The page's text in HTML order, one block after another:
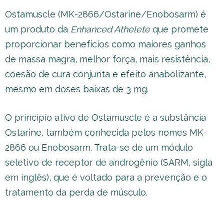
Ostamuscle (MK-2866/Ostarine/Enobosarm) é
um produto da Enhanced Atheleteque promete
proporcionar benefícios como maiores ganhos
de massa magra, melhor força, mais resistência,
coesão de cura conjunta e efeito anabolizante,
mesmo em doses baixas de 3 mg.
O princípio ativo de Ostamuscle é a substância
Ostarine, também conhecida pelos nomes MK-
2866 ou Enobosarm. Trata-se de um módulo
seletivo de receptor de androgênio (SARM, sigla
em inglês), que é voltado para a prevenção e o
tratamento da perda de músculo.